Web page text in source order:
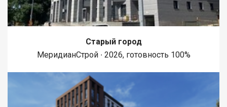
Старый город
МеридианСтрой ∙ 2026, готовность 100%